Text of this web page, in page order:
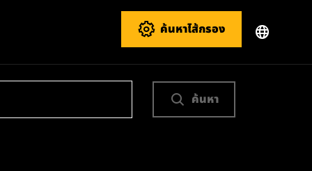
ค้นหาไส้กรอง
ค้นหา